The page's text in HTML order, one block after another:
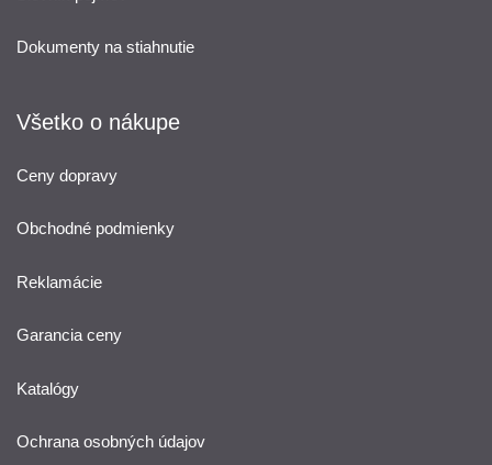
Dokumenty na stiahnutie
Všetko o nákupe
Ceny dopravy
Obchodné podmienky
Reklamácie
Garancia ceny
Katalógy
Ochrana osobných údajov